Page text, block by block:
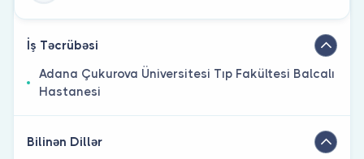
İş Təcrübəsi
Adana Çukurova Üniversitesi Tıp Fakültesi Balcalı
Hastanesi
Bilinən Dillər